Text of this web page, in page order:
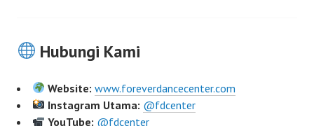
Hubungi Kami
Website: www.foreverdancecenter.com
Instagram Utama: @fdcenter
YouTube: @fdcenter